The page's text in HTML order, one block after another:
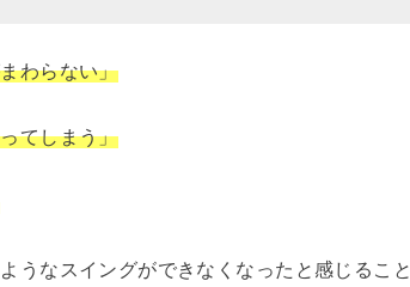
わらない」
てしまう」
うなスイングができなくなったと感じるこ